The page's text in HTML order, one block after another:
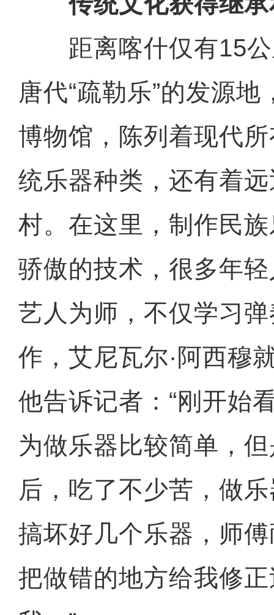
距离喀什仅有15公
唐代“疏勒乐”的发源
博物馆，陈列着现代
统乐器种类，还有着
村。在这里，制作民
骄傲的技术，很多年
艺人为师，不仅学习
作，艾尼瓦尔·阿西穆
他告诉记者：“刚开始
为做乐器比较简单，
后，吃了不少苦，做
搞坏好几个乐器，师
把做错的地方给我修